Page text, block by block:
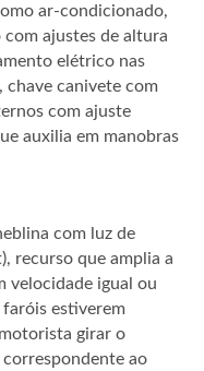
ar-condicionado,
ajustes de altura
elétrico nas
canivete com
com ajuste
auxilia em manobras
com luz de
recurso que amplia a
velocidade igual ou
estiverem
girar o
ao